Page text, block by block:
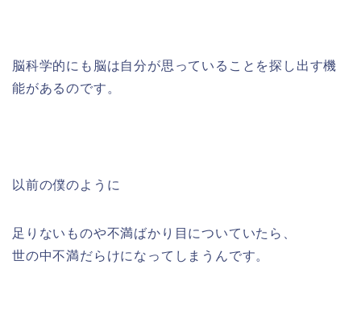
脳科学的にも脳は自分が思っていることを探し出す機
能があるのです。
以前の僕のように
足りないものや不満ばかり目についていたら、
世の中不満だらけになってしまうんです。